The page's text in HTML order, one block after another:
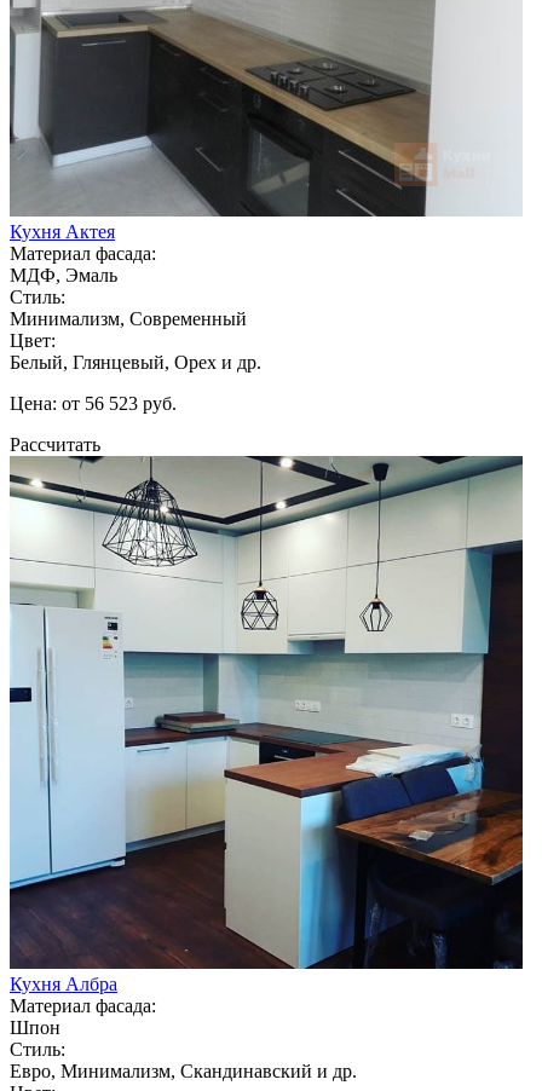
Кухня Актея
Материал фасада:
МДФ, Эмаль
Стиль:
Минимализм, Современный
Цвет:
Белый, Глянцевый, Орех и др.
Цена: от 56 523 руб.
Рассчитать
Кухня Албра
Материал фасада:
Шпон
Стиль:
Евро, Минимализм, Скандинавский и др.